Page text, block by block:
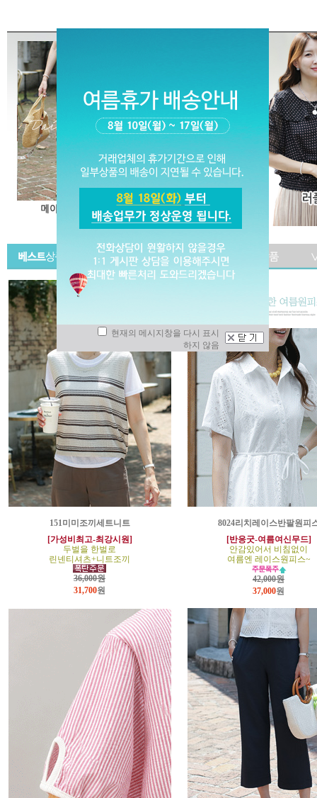
151미미조끼세트니트
[가성비최고-최강시원]
두벌을 한벌로
린넨티셔츠+니트조끼
36,000원
31,700원
8024리치레이스반팔원피
[반응굿-여름여신무드]
안감있어서 비침없이
여름엔 레이스원피스~
42,000원
37,000원
현재의 메시지창을 다시 표시
하지 않음